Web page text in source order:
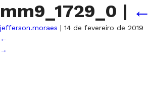
mm9_1729_0 | ←
jefferson.moraes | 14 de fevereiro de 2019
←
→